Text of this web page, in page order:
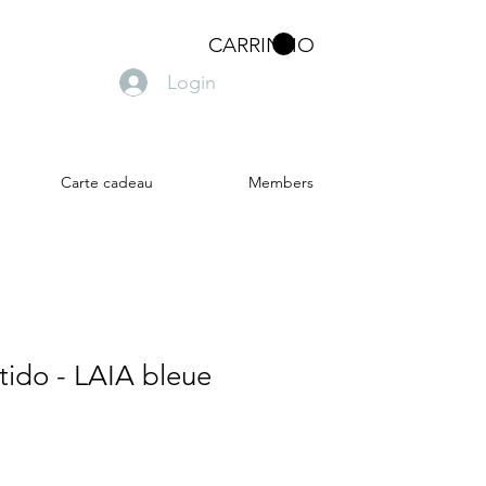
CARRINHO
Login
Carte cadeau Members
- LAIA bleue